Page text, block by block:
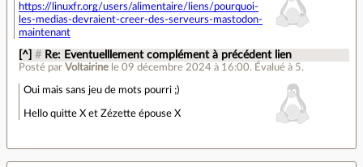
https://linuxfr.org/users/alimentaire/liens/pourquoi-
les-medias-devraient-creer-des-serveurs-mastodon-
maintenant
[^] # Re: Eventuelllement complément à précédent lien
Posté par Voltairine le 09 décembre 2024 à 16:00. Évalué à 5.
Oui mais sans jeu de mots pourri ;)
Hello quitte X et Zézette épouse X